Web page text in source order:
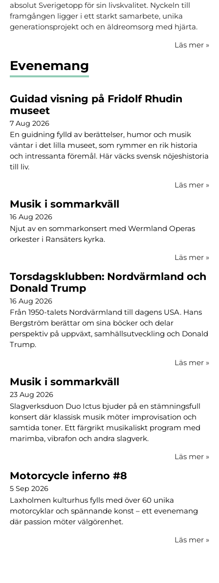
absolut Sverigetopp för sin livskvalitet. Nyckeln till
framgången ligger i ett starkt samarbete, unika
generationsprojekt och en äldreomsorg med hjärta.
Läs mer »
Evenemang
Guidad visning på Fridolf Rhudin
museet
7 Aug 2026
En guidning fylld av berättelser, humor och musik
väntar i det lilla museet, som rymmer en rik historia
och intressanta föremål. Här väcks svensk nöjeshistoria
till liv.
Läs mer »
Musik i sommarkväll
16 Aug 2026
Njut av en sommarkonsert med Wermland Operas
orkester i Ransäters kyrka.
Läs mer »
Torsdagsklubben: Nordvärmland och
Donald Trump
16 Aug 2026
Från 1950-talets Nordvärmland till dagens USA. Hans
Bergström berättar om sina böcker och delar
perspektiv på uppväxt, samhällsutveckling och Donald
Trump.
Läs mer »
Musik i sommarkväll
23 Aug 2026
Slagverksduon Duo Ictus bjuder på en stämningsfull
konsert där klassisk musik möter improvisation och
samtida toner. Ett färgrikt musikaliskt program med
marimba, vibrafon och andra slagverk.
Läs mer »
Motorcycle inferno #8
5 Sep 2026
Laxholmen kulturhus fylls med över 60 unika
motorcyklar och spännande konst – ett evenemang
där passion möter välgörenhet.
Läs mer »